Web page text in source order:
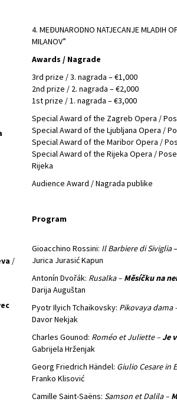
/
4. MEĐUNARODNO NATJECANJE MLADIH
MILANOV”
Awards / Nagrade
3rd prize / 3. nagrada – €1,000
2nd prize / 2. nagrada – €2,000
1st prize / 1. nagrada – €3,000
Special Award of the Zagreb Opera /
Special Award of the Ljubljana Opera /
Special Award of the Maribor Opera /
Special Award of the Rijeka Opera /
Rijeka
Audience Award / Nagrada publike
Program
Gioacchino Rossini: Il Barbiere di Siviglia–
Jurica Jurasić Kapun
Antonín Dvořák: Rusalka – Měsíčku na
Darija Auguštan
Pyotr Ilyich Tchaikovsky: Pikovaya dama
Davor Nekjak
Charles Gounod: Roméo et Juliette –Je
Gabrijela Hrženjak
Georg Friedrich Händel: Giulio Cesare in
Franko Klisović
Camille Saint-Saëns: Samson et Dalila –